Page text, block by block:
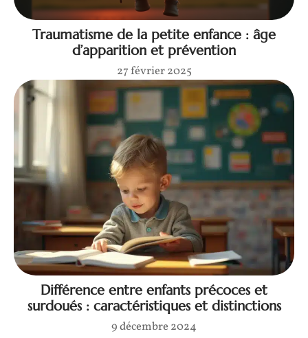
Traumatisme de la petite enfance : âge
d’apparition et prévention
27 février 2025
Différence entre enfants précoces et
surdoués : caractéristiques et distinctions
9 décembre 2024